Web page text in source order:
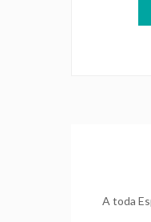
A toda